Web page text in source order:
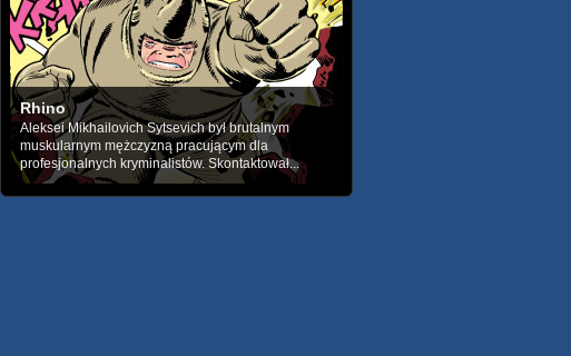
Rhino
Aleksei Mikhailovich Sytsevich był brutalnym
muskularnym mężczyzną pracującym dla
profesjonalnych kryminalistów. Skontaktował...